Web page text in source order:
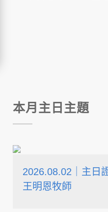
本月主日主題
2026.08.02｜主日
王明恩牧師